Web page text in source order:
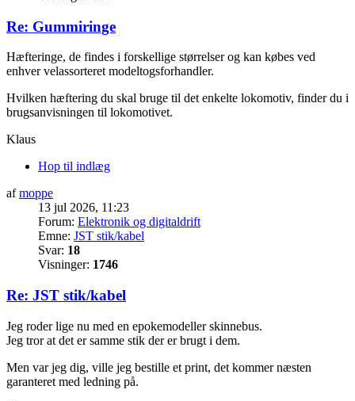
Re: Gummiringe
Hæfteringe, de findes i forskellige størrelser og kan købes ved
enhver velassorteret modeltogsforhandler.
Hvilken hæftering du skal bruge til det enkelte lokomotiv, finder du i
brugsanvisningen til lokomotivet.
Klaus
Hop til indlæg
afmoppe
13 jul 2026, 11:23
Forum: Elektronik og digitaldrift
Emne: JST stik/kabel
Svar: 18
Visninger: 1746
Re: JST stik/kabel
Jeg roder lige nu med en epokemodeller skinnebus.
Jeg tror at det er samme stik der er brugt i dem.
Men var jeg dig, ville jeg bestille et print, det kommer næsten
garanteret med ledning på.